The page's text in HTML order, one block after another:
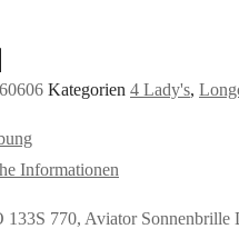
Kategorien 4 Lady's,
Informationen
133S 770, Aviator